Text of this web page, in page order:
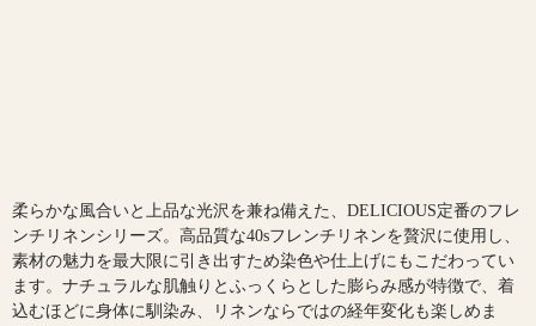
柔らかな風合いと上品な光沢を兼ね備えた、DELICIOUS定番のフレ
ンチリネンシリーズ。高品質な40sフレンチリネンを贅沢に使用し、
素材の魅力を最大限に引き出すため染色や仕上げにもこだわってい
ます。ナチュラルな肌触りとふっくらとした膨らみ感が特徴で、着
込むほどに身体に馴染み、リネンならではの経年変化も楽しめま